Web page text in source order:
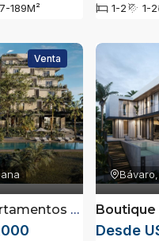
189M² 1-2 1-2
Venta
amueblados en Cana Bay, Punta Cana Boutique
Desde